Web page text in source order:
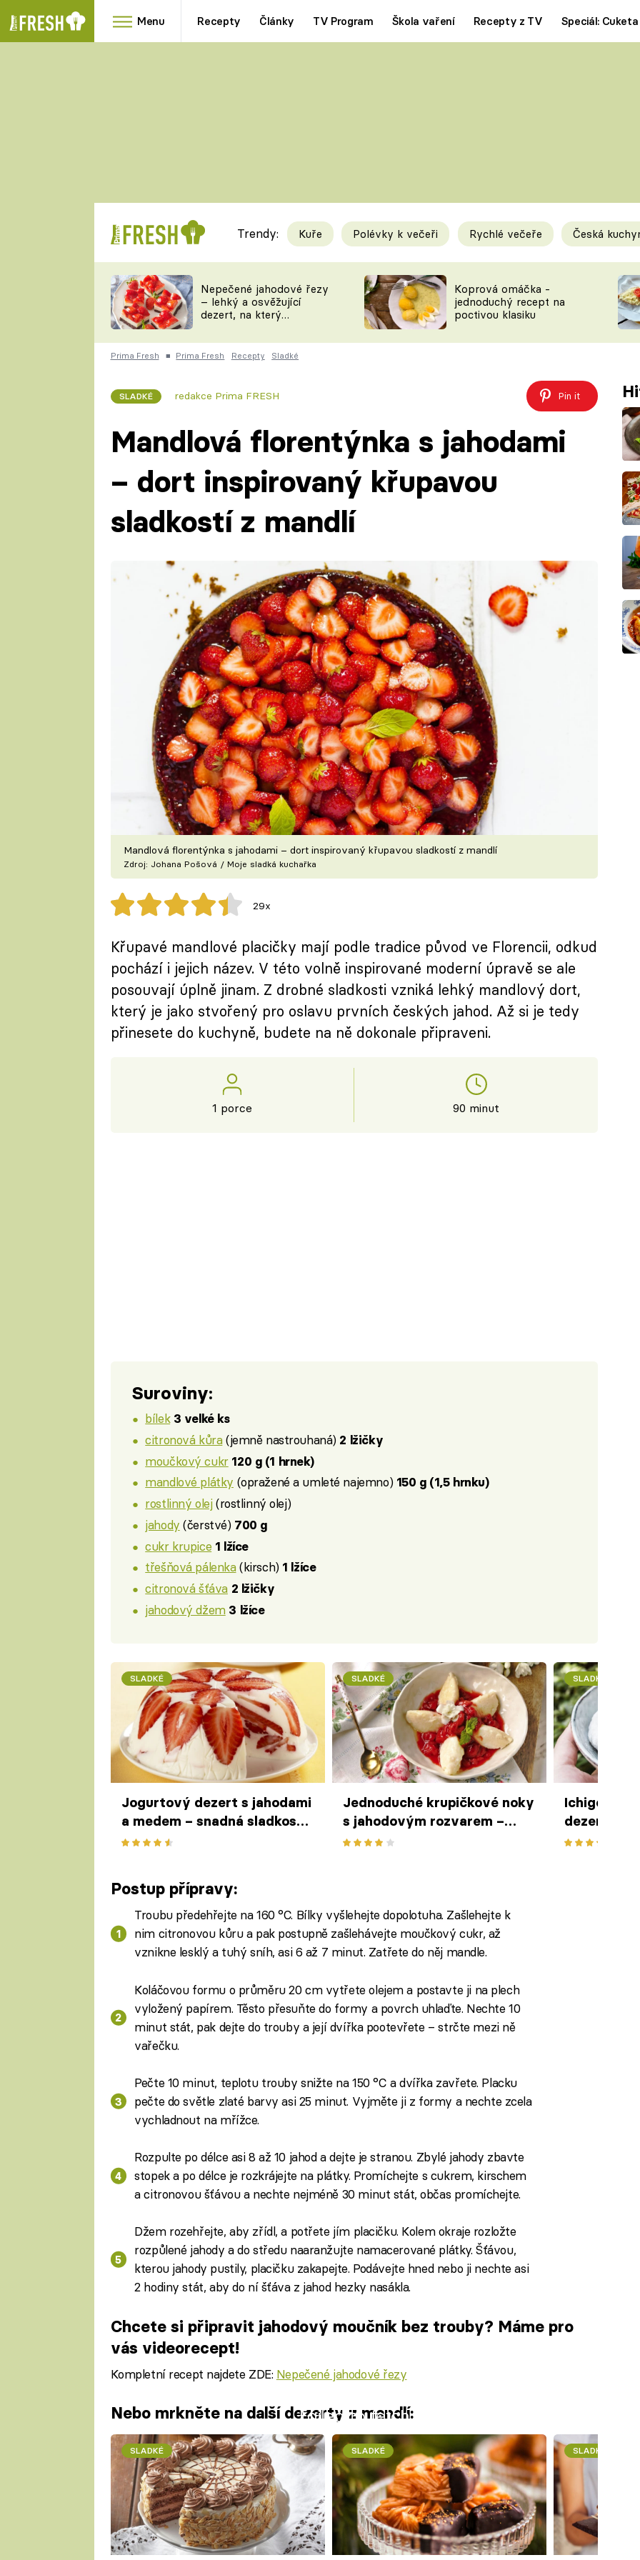
Menu Recepty Články TV Program Škola vaření Recepty z TV Speciál: Cuketa
RYCHLOVKY
Videorecepty
TEĎ VAŘÍ ŠÉF!
ČESKO NA TALÍŘI
KUCHAŘKA
Tipy a triky
KAM ZA JÍDLEM
VYCHYTÁVKY
ČASOPIS
Trendy: Kuře Polévky k večeři Rychlé večeře Česká
Nepečené jahodové řezy
– lehký a osvěžující
dezert, na který
Koprová omáčka -
jednoduchý recept na
poctivou klasiku
Prima Fresh ■ Prima Fresh Recepty Sladké
SLADKÉ redakce Prima FRESH Pin it
Mandlová florentýnka s jahodami
– dort inspirovaný křupavou
sladkostí z mandlí
Mandlová florentýnka s jahodami – dort inspirovaný křupavou sladkostí z mandlí
Zdroj: Johana Pošová / Moje sladká kuchařka
29x
Křupavé mandlové placičky mají podle tradice původ ve Florencii, odkud
pochází i jejich název. V této volně inspirované moderní úpravě se ale
posouvají úplně jinam. Z drobné sladkosti vzniká lehký mandlový dort,
který je jako stvořený pro oslavu prvních českých jahod. Až si je tedy
přinesete do kuchyně, budete na ně dokonale připraveni.
1 porce 90 minut
Suroviny:
bílek 3 velké ks
citronová kůra(jemně nastrouhaná) 2 lžičky
moučkový cukr 120 g (1 hrnek)
mandlové plátky (opražené a umleté najemno) 150 g (1,5 hrnku)
rostlinný olej(rostlinný olej)
jahody (čerstvé) 700 g
cukr krupice 1 lžíce
třešňová pálenka(kirsch) 1 lžíce
citronová šťáva 2 lžičky
jahodový džem 3 lžíce
SLADKÉ
Jogurtový dezert s jahodami
a medem – snadná sladkost z
pěti surovin, které máte
SLADKÉ
Jednoduché krupičkové noky
s jahodovým rozvarem –
nostalgický dezert z dětství
SLADKÉ
Ichigo
dezert z
fazolovou
Postup přípravy:
Troubu předehřejte na 160 °C. Bílky vyšlehejte dopolotuha. Zašlehejte k
nim citronovou kůru a pak postupně zašlehávejte moučkový cukr, až
vznikne lesklý a tuhý sníh, asi 6 až 7 minut. Zatřete do něj mandle.
Koláčovou formu o průměru 20 cm vytřete olejem a postavte ji na plech
vyložený papírem. Těsto přesuňte do formy a povrch uhlaďte. Nechte 10
minut stát, pak dejte do trouby a její dvířka pootevřete – strčte mezi ně
vařečku.
Pečte 10 minut, teplotu trouby snižte na 150 °C a dvířka zavřete. Placku
pečte do světle zlaté barvy asi 25 minut. Vyjměte ji z formy a nechte zcela
vychladnout na mřížce.
Rozpulte po délce asi 8 až 10 jahod a dejte je stranou. Zbylé jahody zbavte
stopek a po délce je rozkrájejte na plátky. Promíchejte s cukrem, kirschem
a citronovou šťávou a nechte nejméně 30 minut stát, občas promíchejte.
Džem rozehřejte, aby zřídl, a potřete jím placičku. Kolem okraje rozložte
rozpůlené jahody a do středu naaranžujte namacerované plátky. Šťávou,
kterou jahody pustily, placičku zakapejte. Podávejte hned nebo ji nechte asi
2 hodiny stát, aby do ní šťáva z jahod hezky nasákla.
Chcete si připravit jahodový moučník bez trouby? Máme pro
vás videorecept!
Kompletní recept najdete ZDE: Nepečené jahodové řezy
Failed to fetch
Nebo mrkněte na další dezerty z mandlí:
SLADKÉ SLADKÉ SLADKÉ